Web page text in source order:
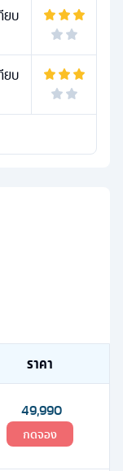
ยบ
ยบ
ราคา
49,990
กดจอง